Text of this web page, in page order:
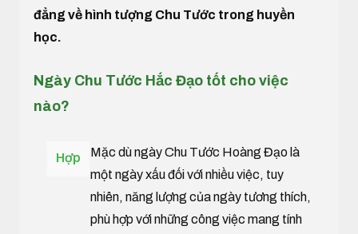
đẳng về hình tượng Chu Tước trong huyền
học.
Ngày Chu Tước Hắc Đạo tốt cho việc
nào?
Hợp
Mặc dù ngày Chu Tước Hoàng Đạo là
một ngày xấu đối với nhiều việc, tuy
nhiên, năng lượng của ngày tương thích,
phù hợp với những công việc mang tính